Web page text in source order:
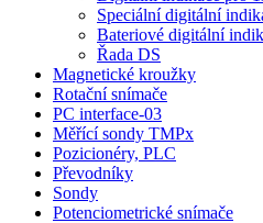
Speciální digitální
Bateriové digitální
Řada DS
Magnetické kroužky
Rotační snímače
PC interface-03
Měřící sondy TMPx
Pozicionéry, PLC
Převodníky
Sondy
Potenciometrické snímače